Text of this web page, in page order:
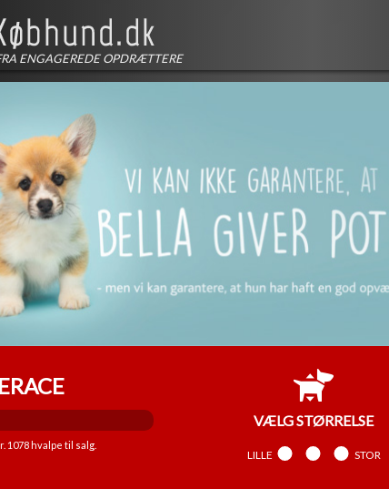
ENGAGEREDE OPDRÆTTERE
1078hvalpe til salg.
VÆLGSTØRRELSE
LILLE MELLEM STOR